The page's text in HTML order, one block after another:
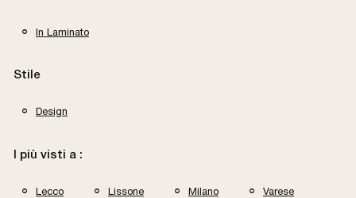
In Laminato
Stile
Design
I più visti a :
Lecco Lissone Milano Varese